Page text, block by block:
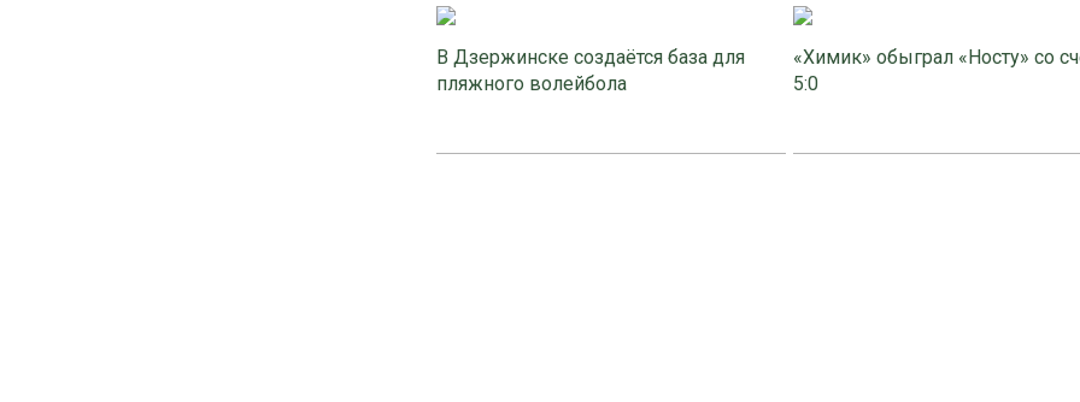
В Дзержинске создаётся база для
пляжного волейбола
«Химик» обыграл «Носту» со
5:0